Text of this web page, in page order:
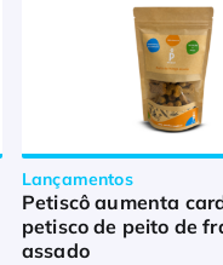
Lançamentos
Petiscô aumenta
petisco de peito de
assado